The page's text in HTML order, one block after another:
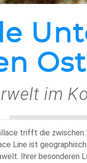
im
trifft die
Line ist
Ihrer besonderen